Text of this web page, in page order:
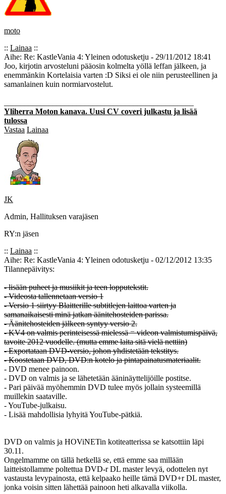
moto
:: Lainaa ::
Aihe: Re: KastleVania 4: Yleinen odotusketju - 29/11/2012 18:41
Joo, kirjotin arvosteluni pääosin kolmelta yöllä leffan jälkeen, ja
enemmänkin Kortelaisia varten :D Siksi ei ole niin perusteellinen ja
samanlainen kuin normiarvostelut.
Yliherra Moton kanava. Uusi CV coveri julkastu ja lisää
tulossa
Vastaa Lainaa
JK
Admin, Hallituksen varajäsen
RY:n jäsen
:: Lainaa ::
Aihe: Re: KastleVania 4: Yleinen odotusketju - 02/12/2012 13:35
Tilannepäivitys:
- lisään puheet ja musiikit ja teen lopputekstit.
- Videosta tallennetaan versio 1
- Versio 1 siirtyy Blaitterille subtitlejen laittoa varten ja
samanaikaisesti minä jatkan äänitehosteiden parissa.
- Äänitehosteiden jälkeen syntyy versio 2.
- KV4 on valmis perinteisessä mielessä = videon valmistumispäivä,
tavoite 2012 vuodelle. (mutta emme laita sitä vielä nettiin)
- Exportataan DVD-versio, johon yhdistetään tekstitys.
- Koostetaan DVD, DVD:n kotelo ja pintapainatusmateriaalit.
- DVD menee painoon.
- DVD on valmis ja se lähetetään ääninäyttelijöille postitse.
- Pari päivää myöhemmin DVD tulee myös jollain systeemillä
muillekin saataville.
- YouTube-julkaisu.
- Lisää mahdollisia lyhyitä YouTube-pätkiä.
DVD on valmis ja HOViNETin kotiteatterissa se katsottiin läpi
30.11.
Ongelmamme on tällä hetkellä se, että emme saa millään
laitteistollamme poltettua DVD-r DL master levyä, odottelen nyt
vastausta levypainosta, että kelpaako heille tämä DVD+r DL master,
jonka voisin sitten lähettää painoon heti alkavalla viikolla.